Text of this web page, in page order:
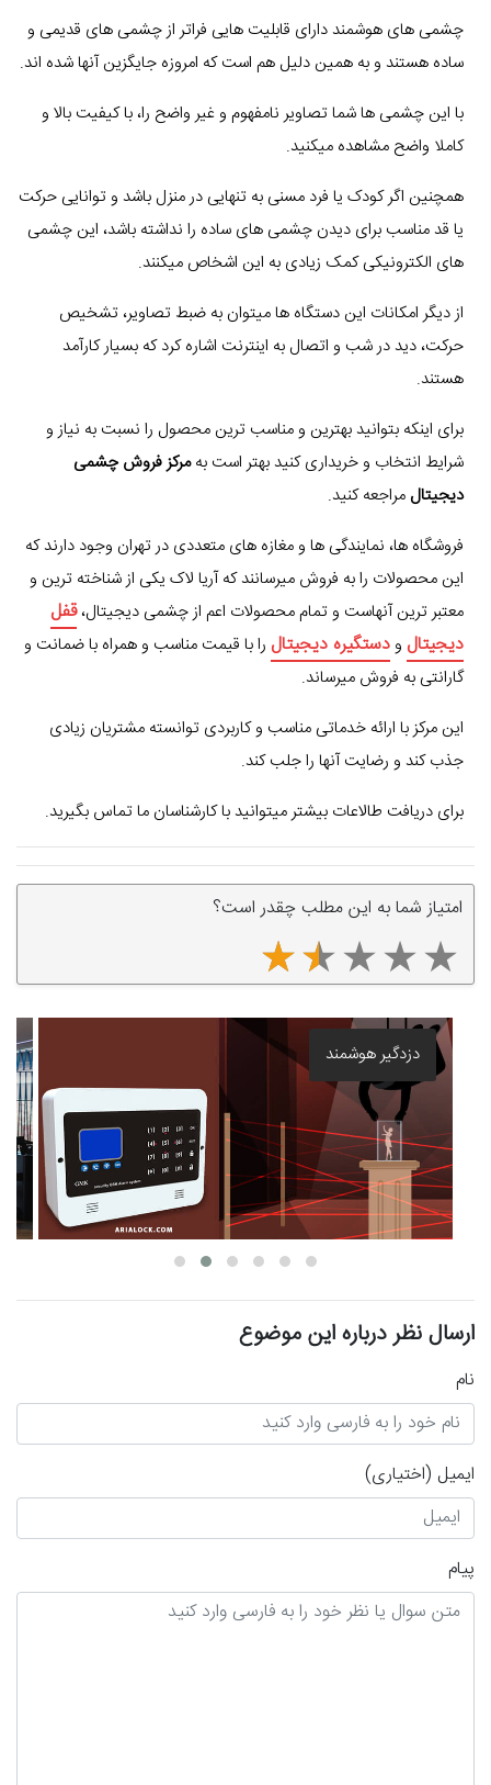
چشمی های هوشمند دارای قابلیت هایی فراتر از چشمی های قدیمی و
ساده هستند و به همین دلیل هم است که امروزه جایگزین آنها شده اند.
با این چشمی ها شما تصاویر نامفهوم و غیر واضح را، با کیفیت بالا و
کاملا واضح مشاهده میکنید.
همچنین اگر کودک یا فرد مسنی به تنهایی در منزل باشد و توانایی حرکت
یا قد مناسب برای دیدن چشمی های ساده را نداشته باشد، این چشمی
های الکترونیکی کمک زیادی به این اشخاص میکنند.
از دیگر امکانات این دستگاه ها میتوان به ضبط تصاویر، تشخیص
حرکت، دید در شب و اتصال به اینترنت اشاره کرد که بسیار کارآمد
هستند.
برای اینکه بتوانید بهترین و مناسب ترین محصول را نسبت به نیاز و
شرایط انتخاب و خریداری کنید بهتر است بهمرکز فروش چشمی
دیجیتال مراجعه کنید.
فروشگاه ها، نمایندگی ها و مغازه های متعددی در تهران وجود دارند که
این محصولات را به فروش میرسانند که آریا لاک یکی از شناخته ترین و
معتبر ترین آنهاست و تمام محصولات اعم از چشمی دیجیتال،قفل
دیجیتال ودستگیره دیجیتال را با قیمت مناسب و همراه با ضمانت و
گارانتی به فروش میرساند.
این مرکز با ارائه خدماتی مناسب و کاربردی توانسته مشتریان زیادی
جذب کند و رضایت آنها را جلب کند.
برای دریافت طالاعات بیشتر میتوانید با کارشناسان ما تماس بگیرید.
امتیاز شما به این مطلب چقدر است؟
بهترین قفل برقی درب حیاط
ارسال نظر درباره این موضوع
نام
ایمیل (اختیاری)
پیام